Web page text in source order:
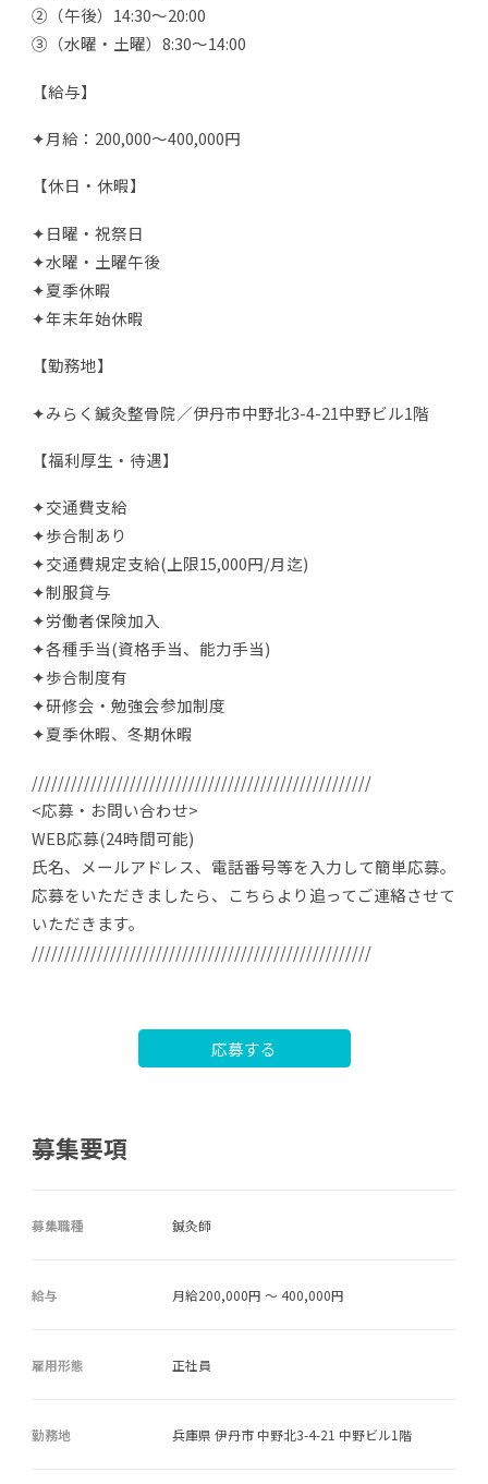
②（午後）14:30～20:00
③（水曜・土曜）8:30～14:00
【給与】
✦月給：200,000～400,000円
【休日・休暇】
✦日曜・祝祭日
✦水曜・土曜午後
✦夏季休暇
✦年末年始休暇
【勤務地】
✦みらく鍼灸整骨院／伊丹市中野北3-4-21中野ビル1階
【福利厚生・待遇】
✦交通費支給
✦歩合制あり
✦交通費規定支給(上限15,000円/月迄)
✦制服貸与
✦労働者保険加入
✦各種手当(資格手当、能力手当)
✦歩合制度有
✦研修会・勉強会参加制度
✦夏季休暇、冬期休暇
////////////////////////////////////////////////////
<応募・お問い合わせ>
WEB応募(24時間可能)
氏名、メールアドレス、電話番号等を入力して簡単応募。
応募をいただきましたら、こちらより追ってご連絡させて
いただきます。
////////////////////////////////////////////////////
応募する
募集要項
募集職種 鍼灸師
給与 月給200,000円 ～ 400,000円
雇用形態 正社員
勤務地 兵庫県 伊丹市 中野北3-4-21 中野ビル1階